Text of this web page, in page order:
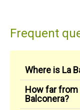
Frequent
Where is La
How far from
Balconera?